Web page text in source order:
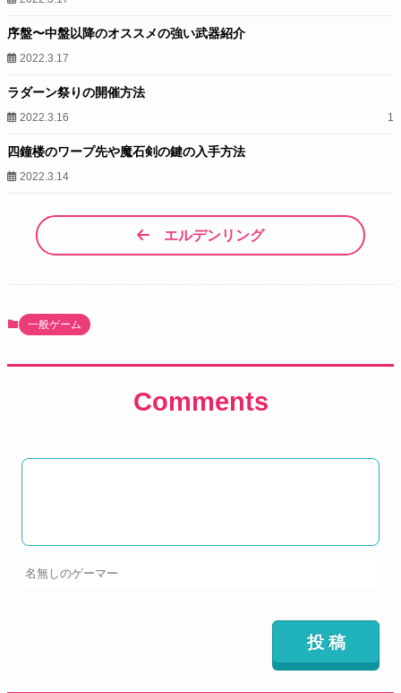
序盤〜中盤以降のオススメの強い武器紹介
2022.3.17
ラダーン祭りの開催方法
2022.3.16 1
四鐘楼のワープ先や魔石剣の鍵の入手方法
2022.3.14
エルデンリング
一般ゲーム
Comments